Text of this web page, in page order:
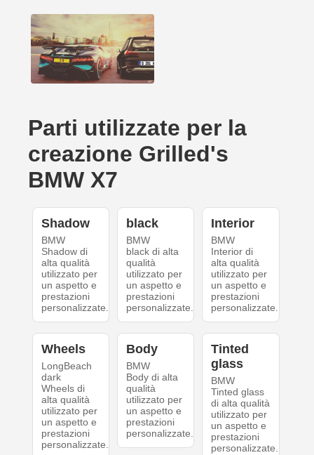
Parti utilizzate per la
creazione Grilled's
BMW X7
Shadow
BMW
Shadow di
alta qualità
utilizzato per
un aspetto e
prestazioni
personalizzate.
black
BMW
black di alta
qualità
utilizzato per
un aspetto e
prestazioni
personalizzate.
Interior
BMW
Interior di
alta qualità
utilizzato per
un aspetto e
prestazioni
personalizzate.
Wheels
LongBeach
dark
Wheels di
alta qualità
utilizzato per
un aspetto e
prestazioni
personalizzate.
Body
BMW
Body di alta
qualità
utilizzato per
un aspetto e
prestazioni
personalizzate.
Tinted
glass
BMW
Tinted glass
di alta qualità
utilizzato per
un aspetto e
prestazioni
personalizzate.